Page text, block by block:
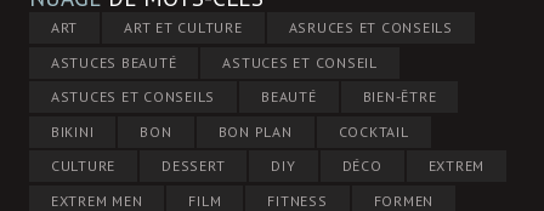
ART ART ET CULTURE
ASRUCES ET CONSEILS
ASTUCES BEAUTÉ
ASTUCES ET CONSEIL
ASTUCES ET CONSEILS
BEAUTÉ
BIEN-ÊTRE
BIKINI
BON BON PLAN
COCKTAIL
CULTURE
DESSERT DIY DÉCO
EXTREM
EXTREM MEN
FILM FITNESS
FORMEN